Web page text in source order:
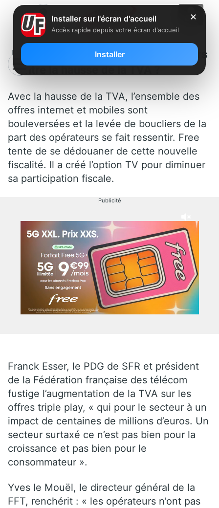
Levée de boucliers des opérateurs
contre la hausse de la TVA ?
Avec la hausse de la TVA, l’ensemble des
offres internet et mobiles sont
bouleversées et la levée de boucliers de la
part des opérateurs se fait ressentir. Free
tente de se dédouaner de cette nouvelle
fiscalité. Il a créé l’option TV pour diminuer
sa participation fiscale.
Publicité
Franck Esser, le PDG de SFR et président
de la Fédération française des télécom
fustige l’augmentation de la TVA sur les
offres triple play, « qui pour le secteur à un
impact de centaines de millions d’euros. Un
secteur surtaxé ce n’est pas bien pour la
croissance et pas bien pour le
consommateur ».
Yves le Mouël, le directeur général de la
FFT, renchérit : « les opérateurs n’ont pas
✕
Installer sur l'écran d'accueil
Accès rapide depuis votre écran d'accueil
Installer